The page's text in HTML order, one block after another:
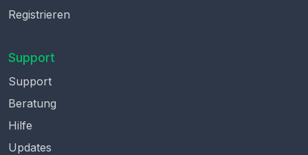
Registrieren
Support
Support
Beratung
Hilfe
Updates